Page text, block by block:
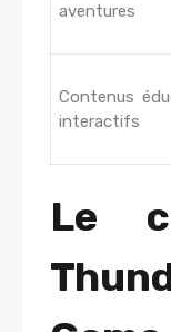
aventures
Contenus
interactifs
Le